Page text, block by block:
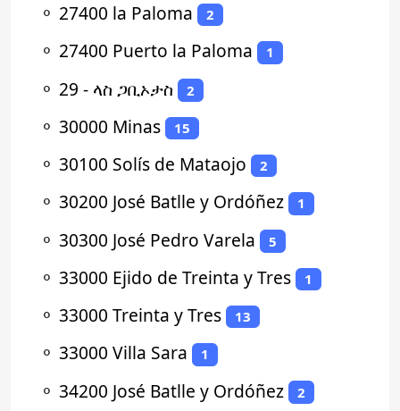
⚬ 27400 la Paloma 2
⚬ 27400 Puerto la Paloma 1
⚬ 29 - ላስ ጋቢኦታስ 2
⚬ 30000 Minas 15
⚬ 30100 Solís de Mataojo 2
⚬ 30200 José Batlle y Ordóñez 1
⚬ 30300 José Pedro Varela 5
⚬ 33000 Ejido de Treinta y Tres 1
⚬ 33000 Treinta y Tres 13
⚬ 33000 Villa Sara 1
⚬ 34200 José Batlle y Ordóñez 2